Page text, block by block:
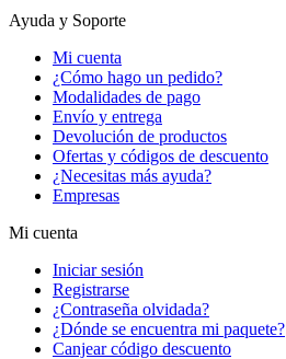
Ayuda y Soporte
Mi cuenta
¿Cómo hago un pedido?
Modalidades de pago
Envío y entrega
Devolución de productos
Ofertas y códigos de descuento
¿Necesitas más ayuda?
Empresas
Mi cuenta
Iniciar sesión
Registrarse
¿Contraseña olvidada?
¿Dónde se encuentra mi paquete?
Canjear código descuento